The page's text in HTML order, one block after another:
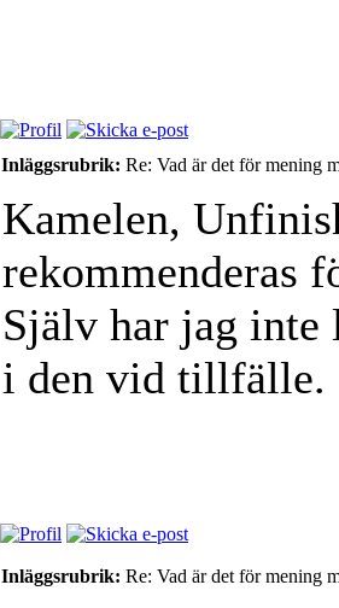
Inläggsrubrik: Re: Vad är det för mening
Kamelen,
rekommenderas
Själv har jag inte
i den vid tillfälle.
Inläggsrubrik: Re: Vad är det för mening